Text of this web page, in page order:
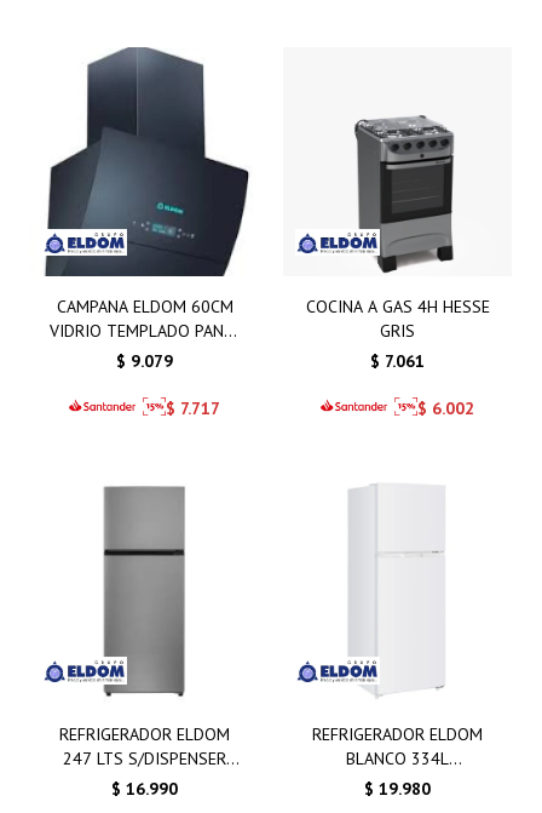
CAMPANA ELDOM 60CM
VIDRIO TEMPLADO PANEL
TACTIL
$ 9.079
$ 7.717
COCINA A GAS 4H HESSE
GRIS
$ 7.061
$ 6.002
REFRIGERADOR ELDOM
247 LTS S/DISPENSER
F.SECO INVERTER INOX
$ 16.990
REFRIGERADOR ELDOM
BLANCO 334L
S/DISPENSER NF340HS-D
$ 19.980